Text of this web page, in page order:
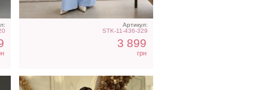
Артикул:
STK-11-436-329
3 899
грн